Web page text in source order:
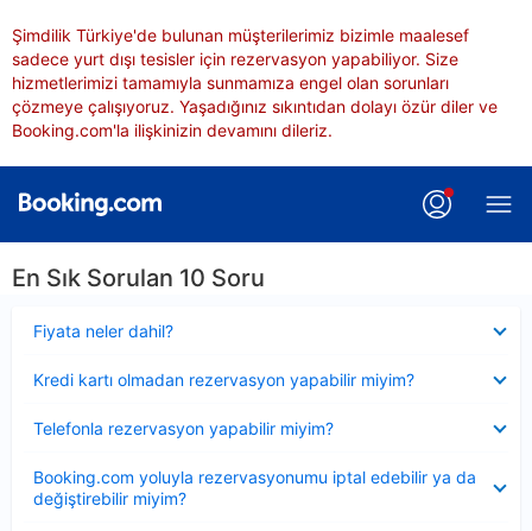
Şimdilik Türkiye'de bulunan müşterilerimiz bizimle maalesef
sadece yurt dışı tesisler için rezervasyon yapabiliyor. Size
hizmetlerimizi tamamıyla sunmamıza engel olan sorunları
çözmeye çalışıyoruz. Yaşadığınız sıkıntıdan dolayı özür diler ve
Booking.com'la ilişkinizin devamını dileriz.
En Sık Sorulan 10 Soru
Fiyata neler dahil?
Kredi kartı olmadan rezervasyon yapabilir miyim?
Telefonla rezervasyon yapabilir miyim?
Booking.com yoluyla rezervasyonumu iptal edebilir ya da
değiştirebilir miyim?